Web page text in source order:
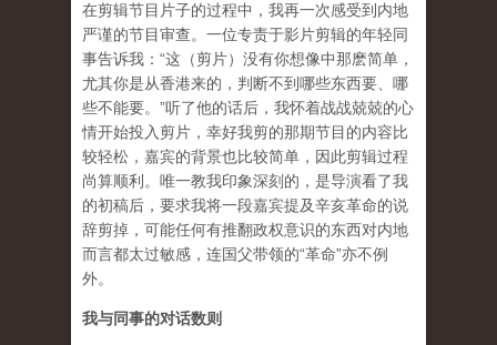
在剪辑节目片子的过程中，我再一次感受到内地
严谨的节目审查。一位专责于影片剪辑的年轻同
事告诉我：“这（剪片）没有你想像中那麽简单，
尤其你是从香港来的，判断不到哪些东西要、哪
些不能要。”听了他的话后，我怀着战战兢兢的心
情开始投入剪片，幸好我剪的那期节目的内容比
较轻松，嘉宾的背景也比较简单，因此剪辑过程
尚算顺利。唯一教我印象深刻的，是导演看了我
的初稿后，要求我将一段嘉宾提及辛亥革命的说
辞剪掉，可能任何有推翻政权意识的东西对内地
而言都太过敏感，连国父带领的“革命”亦不例
外。
我与同事的对话数则